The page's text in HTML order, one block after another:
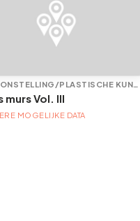
TENTOONSTELLING/PLASTISCHE KUNST
murs Vol. III
MOGELIJKE DATA